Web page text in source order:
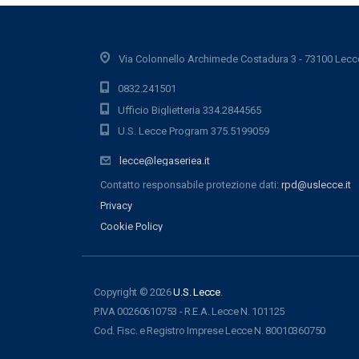
Via Colonnello Archimede Costadura 3 - 73100
0832.241501
Ufficio Biglietteria 334.2844565
U.S. Lecce Program 375.5199059
lecce@legaseriea.it
Contatto responsabile protezione dati: rpd@uslecce.it
Privacy
Cookie Policy
Copyright © 2026U.S. Lecce.
P.IVA 00260610753 - R.E.A. Lecce N. 101125
Cod. Fisc. e Registro Imprese Lecce N. 80010360750